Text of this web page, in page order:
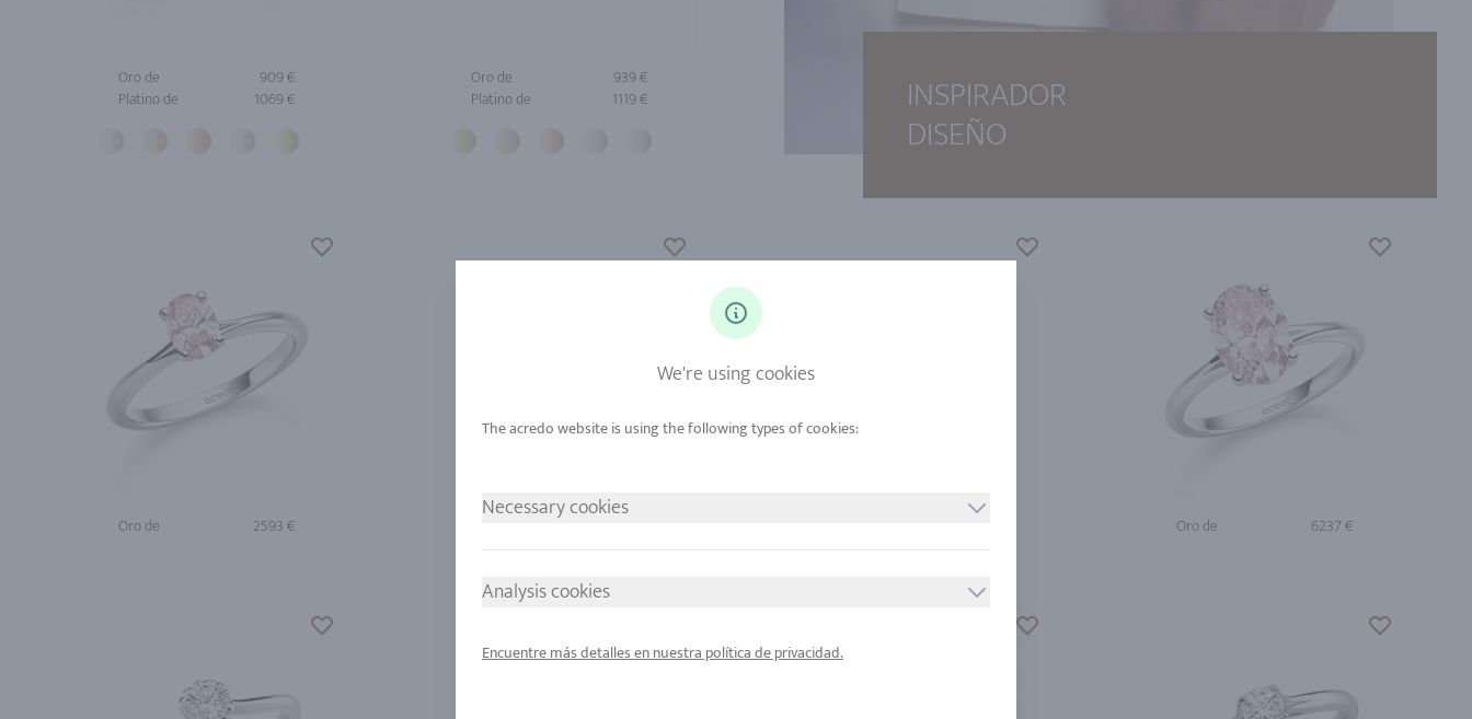
INSPIRADOR
DISEÑO
Oro de
909 €
Platino de
1069 €
Oro de
939 €
Platino de
1119 €
Oro de 2593 € Oro de 6237 €
We're using cookies
Necessary cookies
Analysis cookies
Encuentre más detalles en nuestra política de privacidad.